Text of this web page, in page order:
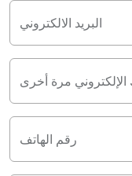
البريد الالكتروني
مرة أخرى
رقم الهاتف